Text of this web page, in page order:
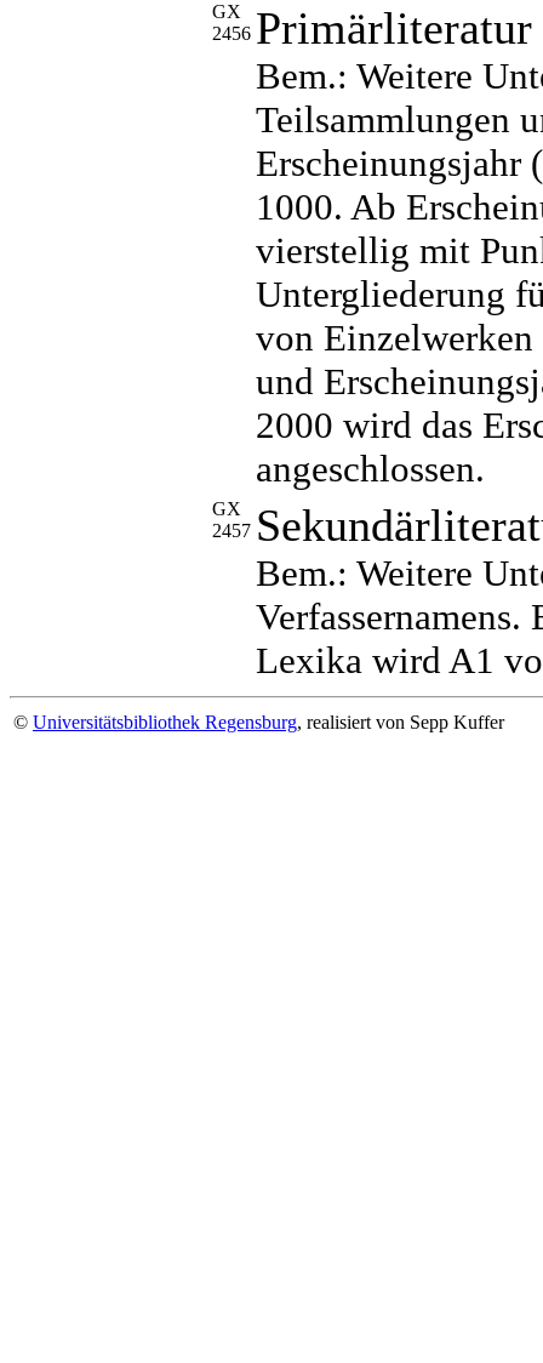
GX
2456 Primärliteratur
Bem.: Weitere
Teilsammlungen
Erscheinungsjahr
1000. Ab
vierstellig mit
Untergliederung
von
und
2000 wird das
angeschlossen.
GX
2457
Bem.: Weitere
Lexika wird A1
© Universitätsbibliothek Regensburg, realisiert von Sepp Kuffer